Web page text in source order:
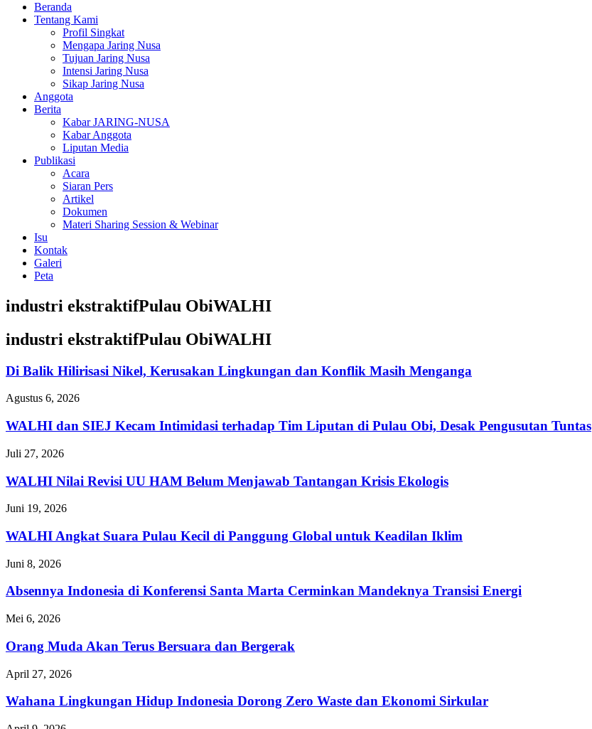
Beranda
Tentang Kami
Profil Singkat
Mengapa Jaring Nusa
Tujuan Jaring Nusa
Intensi Jaring Nusa
Sikap Jaring Nusa
Anggota
Berita
Kabar JARING-NUSA
Kabar Anggota
Liputan Media
Publikasi
Acara
Siaran Pers
Artikel
Dokumen
Materi Sharing Session & Webinar
Isu
Kontak
Galeri
Peta
industri ekstraktifPulau ObiWALHI
industri ekstraktifPulau ObiWALHI
Di Balik Hilirisasi Nikel, Kerusakan Lingkungan dan Konflik Masih Menganga
Agustus 6, 2026
WALHI dan SIEJ Kecam Intimidasi terhadap Tim Liputan di Pulau Obi, Desak Pengusutan Tuntas
Juli 27, 2026
WALHI Nilai Revisi UU HAM Belum Menjawab Tantangan Krisis Ekologis
Juni 19, 2026
WALHI Angkat Suara Pulau Kecil di Panggung Global untuk Keadilan Iklim
Juni 8, 2026
Absennya Indonesia di Konferensi Santa Marta Cerminkan Mandeknya Transisi Energi
Mei 6, 2026
Orang Muda Akan Terus Bersuara dan Bergerak
April 27, 2026
Wahana Lingkungan Hidup Indonesia Dorong Zero Waste dan Ekonomi Sirkular